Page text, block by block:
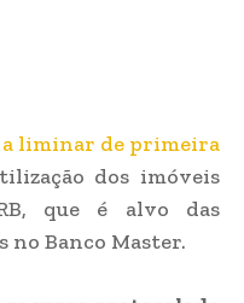
a liminar de primeira
dos imóveis
que é alvo das
no Banco Master.